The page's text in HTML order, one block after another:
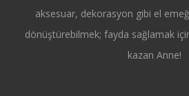
aksesuar, dekorasyon gibi el
dönüştürebilmek; fayda sağlamak
kazan Anne!